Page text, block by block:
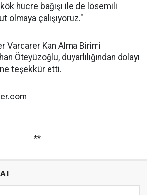
hücre bağışı ile de lösemili
olmaya çalışıyoruz."
Vardarer Kan Alma Birimi
Öteyüzoğlu, duyarlılığından dolayı
teşekkür etti.
**